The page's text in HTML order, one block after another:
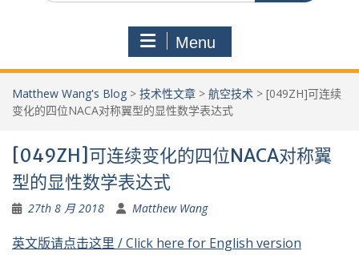
Menu
Matthew Wang's Blog > 技术性文章 > 航空技术 > [049ZH]可连续
变化的四位NACA对称翼型的显性数学表达式
[049ZH]可连续变化的四位NACA对称翼
型的显性数学表达式
27th 8 月 2018 Matthew Wang
英文版请点击这里 / Click here for English version